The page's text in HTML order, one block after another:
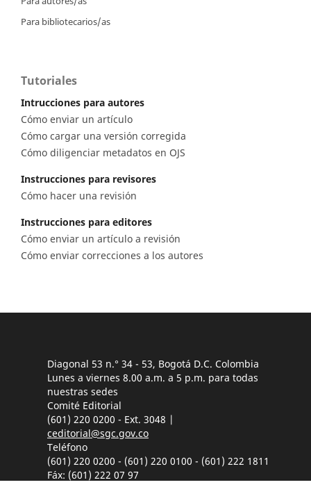
Para bibliotecarios/as
Tutoriales
Intrucciones para autores
Cómo enviar un artículo
Cómo cargar una versión corregida
Cómo diligenciar metadatos en OJS
Instrucciones para revisores
Cómo hacer una revisión
Instrucciones para editores
Cómo enviar un artículo a revisión
Cómo enviar correcciones a los autores
Diagonal 53 n.° 34 - 53, Bogotá D.C. Colombia
Lunes a viernes 8.00 a.m. a 5 p.m. para todas
nuestras sedes
Comité Editorial
(601) 220 0200 - Ext. 3048 |
ceditorial@sgc.gov.co
Teléfono
(601) 220 0200 - (601) 220 0100 - (601) 222 1811
Fáx: (601) 222 07 97